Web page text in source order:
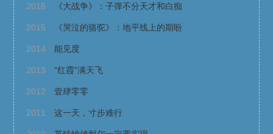
2016 《大战争》：子弹不分天才和白痴
2015 《哭泣的骆驼》：地平线上的期盼
2014 能见度
2013 “红霞”满天飞
2012 壹肆零零
2011 这一天，寸步难行